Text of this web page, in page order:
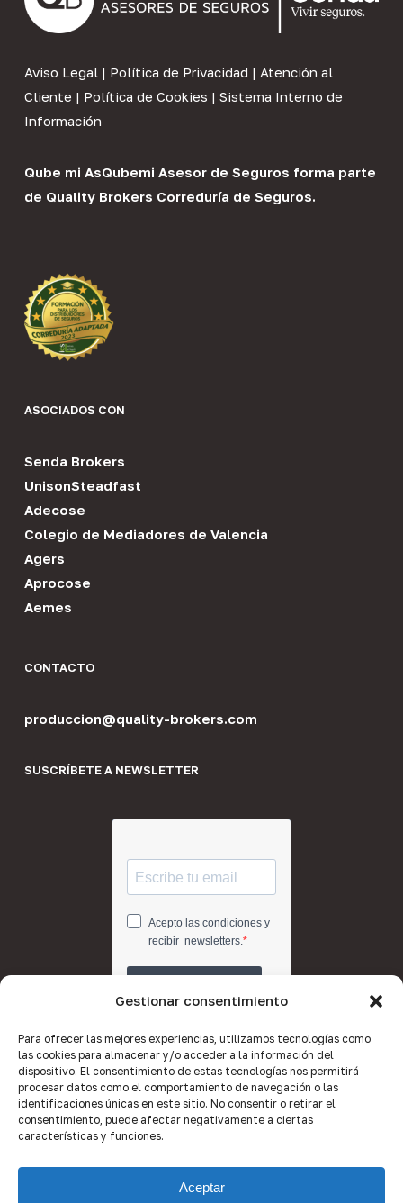
Gestionar consentimiento
Para ofrecer las mejores experiencias, utilizamos tecnologías como
las cookies para almacenar y/o acceder a la información del
dispositivo. El consentimiento de estas tecnologías nos permitirá
procesar datos como el comportamiento de navegación o las
identificaciones únicas en este sitio. No consentir o retirar el
consentimiento, puede afectar negativamente a ciertas
características y funciones.
Aceptar
Aviso Legal| Política de Privacidad | Atención al
Cliente | Política de Cookies | Sistema Interno de
Información
Qube mi AsQubemi Asesor de Seguros forma parte
de Quality Brokers Correduría de Seguros.
ASOCIADOS CON
Senda Brokers
UnisonSteadfast
Adecose
Colegio de Mediadores de Valencia
Agers
Aprocose
Aemes
CONTACTO
produccion@quality-brokers.com
SUSCRÍBETE A NEWSLETTER